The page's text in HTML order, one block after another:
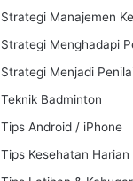
Strategi Manajemen
Strategi Menghadapi
Strategi Menjadi
Teknik Badminton
Tips Android / iPhone
Tips Kesehatan Harian